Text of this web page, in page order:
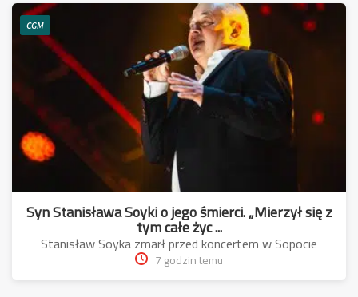
CGM
Syn Stanisława Soyki o jego śmierci. „Mierzył się z
tym całe życ ...
Stanisław Soyka zmarł przed koncertem w Sopocie
7 godzin temu